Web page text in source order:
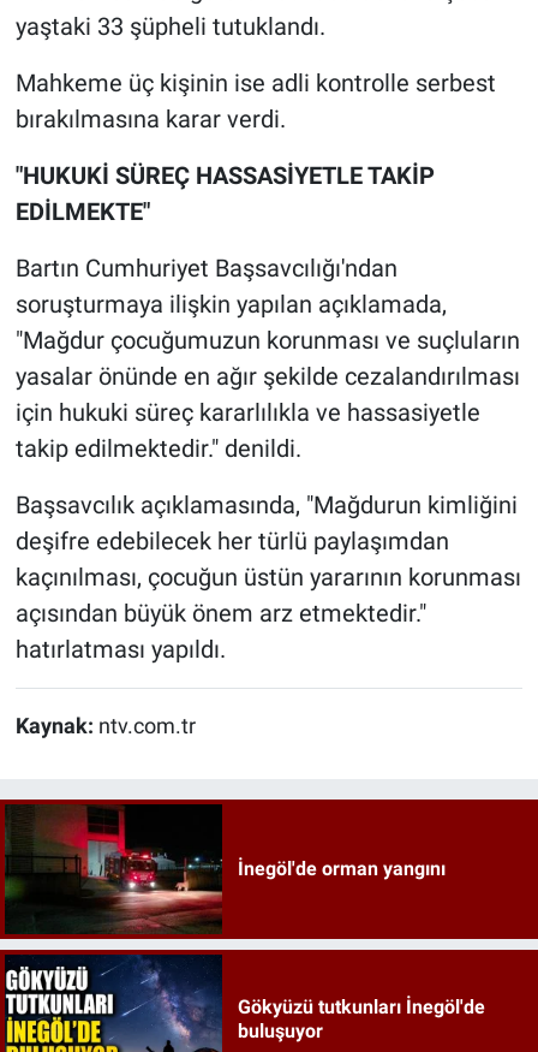
yaştaki 33 şüpheli tutuklandı.
Mahkeme üç kişinin ise adli kontrolle serbest
bırakılmasına karar verdi.
"HUKUKİ SÜREÇ HASSASİYETLE TAKİP
EDİLMEKTE"
Bartın Cumhuriyet Başsavcılığı'ndan
soruşturmaya ilişkin yapılan açıklamada,
"Mağdur çocuğumuzun korunması ve suçluların
yasalar önünde en ağır şekilde cezalandırılması
için hukuki süreç kararlılıkla ve hassasiyetle
takip edilmektedir." denildi.
Başsavcılık açıklamasında, "Mağdurun kimliğini
deşifre edebilecek her türlü paylaşımdan
kaçınılması, çocuğun üstün yararının korunması
açısından büyük önem arz etmektedir."
hatırlatması yapıldı.
Kaynak: ntv.com.tr
İnegöl'de orman yangını
Gökyüzü tutkunları İnegöl'de
buluşuyor